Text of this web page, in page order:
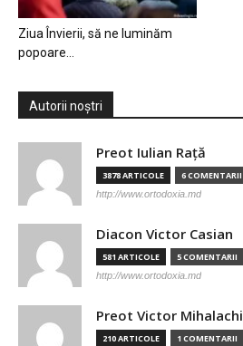
Ziua Învierii, să ne luminăm
popoare…
Autorii noștri
Preot Iulian Raţă
3878 ARTICOLE 6 COMENTARII
http://www.ortodoxia.md
Diacon Victor Casian
581 ARTICOLE 5 COMENTARII
http://www.ortodoxia.md
Preot Victor Mihalachi
210 ARTICOLE 1 COMENTARII